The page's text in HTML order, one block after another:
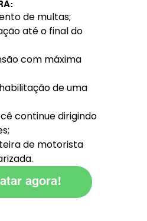
de multas;
até o final do
com máxima
de uma
continue dirigindo
de motorista
agora!